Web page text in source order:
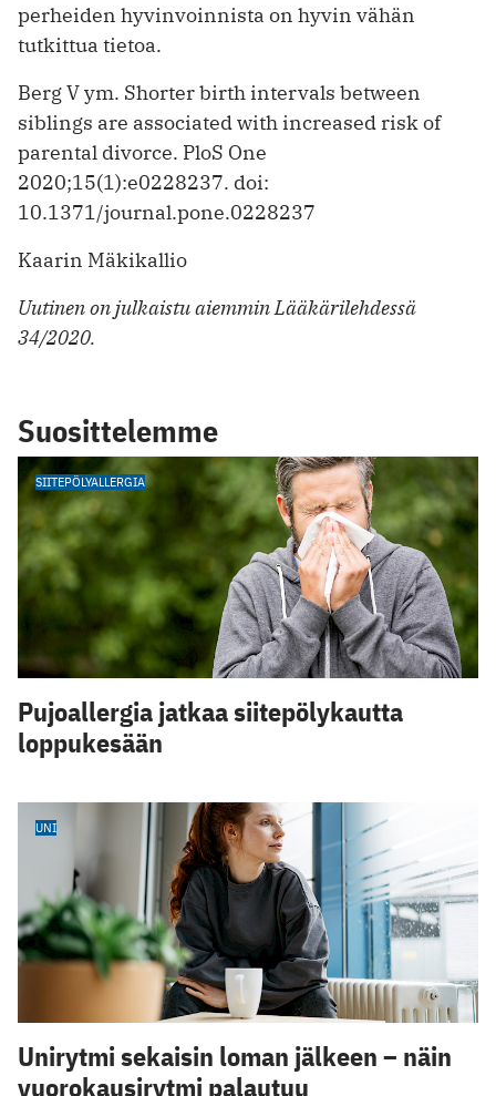
perheiden hyvinvoinnista on hyvin vähän
tutkittua tietoa.
Berg V ym. Shorter birth intervals between
siblings are associated with increased risk of
parental divorce. PloS One
2020;15(1):e0228237. doi:
10.1371/journal.pone.0228237
Kaarin Mäkikallio
Uutinen on julkaistu aiemmin Lääkärilehdessä
34/2020.
Suosittelemme
SIITEPÖLYALLERGIA
Pujoallergia jatkaa siitepölykautta
loppukesään
UNI
Unirytmi sekaisin loman jälkeen – näin
vuorokausirytmi palautuu